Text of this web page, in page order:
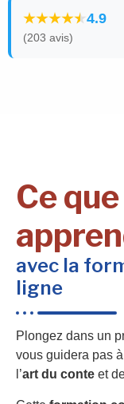
4.9
(203 avis)
Ce
avec la
ligne
Plongez dans un
vous guidera pas
l’art du conte et